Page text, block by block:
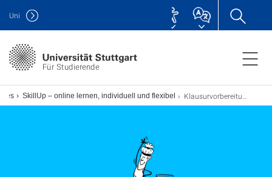
Für Studierende
Uni
SkillUp – online lernen, individuell und flexibel Klausurvorbereitung Höhere Mathematik